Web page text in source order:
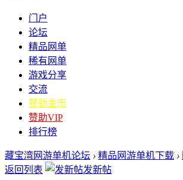
门户
论坛
精品网单
稀有网单
游戏分享
交流
赞助金币
赞助VIP
排行榜
藏宝湾网游单机论坛 › 精品网游单机下载 ›
返回列表
发新帖